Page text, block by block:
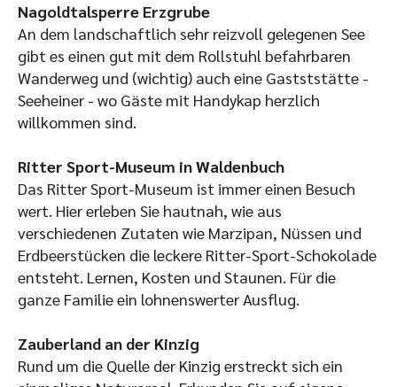
Nagoldtalsperre Erzgrube
An dem landschaftlich sehr reizvoll gelegenen See
gibt es einen gut mit dem Rollstuhl befahrbaren
Wanderweg und (wichtig) auch eine Gastststätte -
Seeheiner - wo Gäste mit Handykap herzlich
willkommen sind.
Ritter Sport-Museum in Waldenbuch
Das Ritter Sport-Museum ist immer einen Besuch
wert. Hier erleben Sie hautnah, wie aus
verschiedenen Zutaten wie Marzipan, Nüssen und
Erdbeerstücken die leckere Ritter-Sport-Schokolade
entsteht. Lernen, Kosten und Staunen. Für die
ganze Familie ein lohnenswerter Ausflug.
Zauberland an der Kinzig
Rund um die Quelle der Kinzig erstreckt sich ein